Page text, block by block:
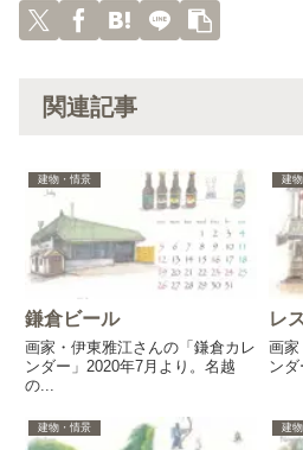
関連記事
建物・情景
鎌倉ビール
画家・伊東雅江さんの「鎌倉カレ
ンダー」2020年7月より。名越
の...
建
レ
画家
ン
建物・情景 建